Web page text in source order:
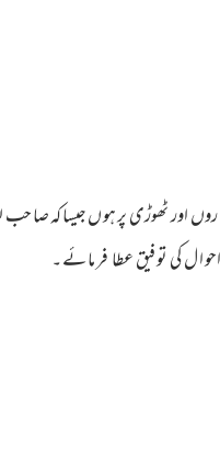
روں اور ٹھوڑی پر ہو ں جیسا کہ
ا ل کی تو فیق عطا فر ما ئے ۔